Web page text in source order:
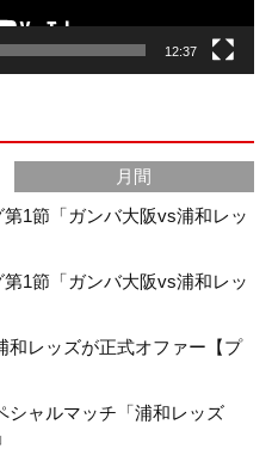
e
C
h
a
n
12:37
月間
第1節「ガンバ大阪vs浦和レッ
第1節「ガンバ大阪vs浦和レッ
和レッズが正式オファー【プ
シャルマッチ「浦和レッズ